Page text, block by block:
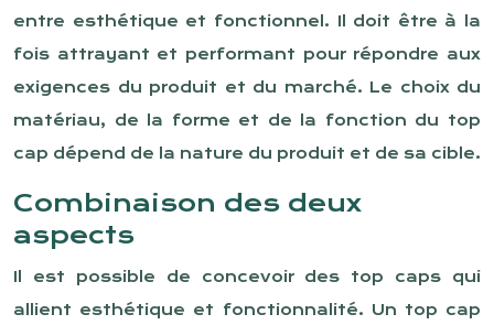
entre esthétique et fonctionnel. Il doit être à la
fois attrayant et performant pour répondre aux
exigences du produit et du marché. Le choix du
matériau, de la forme et de la fonction du top
cap dépend de la nature du produit et de sa cible.
Combinaison des deux
aspects
Il est possible de concevoir des top caps qui
allient esthétique et fonctionnalité. Un top cap